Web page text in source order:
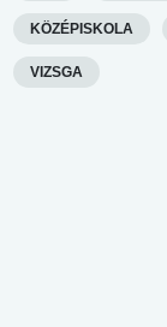
KÖZÉPISKOLA
VIZSGA